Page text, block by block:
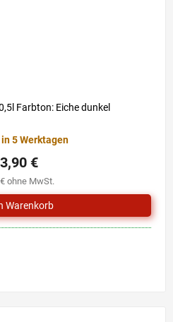
Farbton: Eiche dunkel
5 Werktagen
ohne MwSt.
€